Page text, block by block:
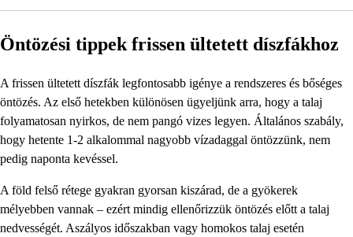
Öntözési tippek frissen ültetett díszfákhoz
A frissen ültetett díszfák legfontosabb igénye a rendszeres és bőséges
öntözés. Az első hetekben különösen ügyeljünk arra, hogy a talaj
folyamatosan nyirkos, de nem pangó vizes legyen. Általános szabály,
hogy hetente 1-2 alkalommal nagyobb vízadaggal öntözzünk, nem
pedig naponta kevéssel.
A föld felső rétege gyakran gyorsan kiszárad, de a gyökerek
mélyebben vannak – ezért mindig ellenőrizzük öntözés előtt a talaj
nedvességét. Aszályos időszakban vagy homokos talaj esetén